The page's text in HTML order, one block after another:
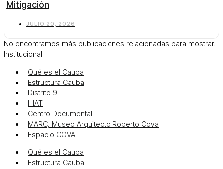
Mitigación
JULIO 20, 2026
No encontramos más publicaciones relacionadas para mostrar.
Institucional
Qué es el Cauba
Estructura Cauba
Distrito 9
IHAT
Centro Documental
MARC, Museo Arquitecto Roberto Cova
Espacio COVA
Qué es el Cauba
Estructura Cauba